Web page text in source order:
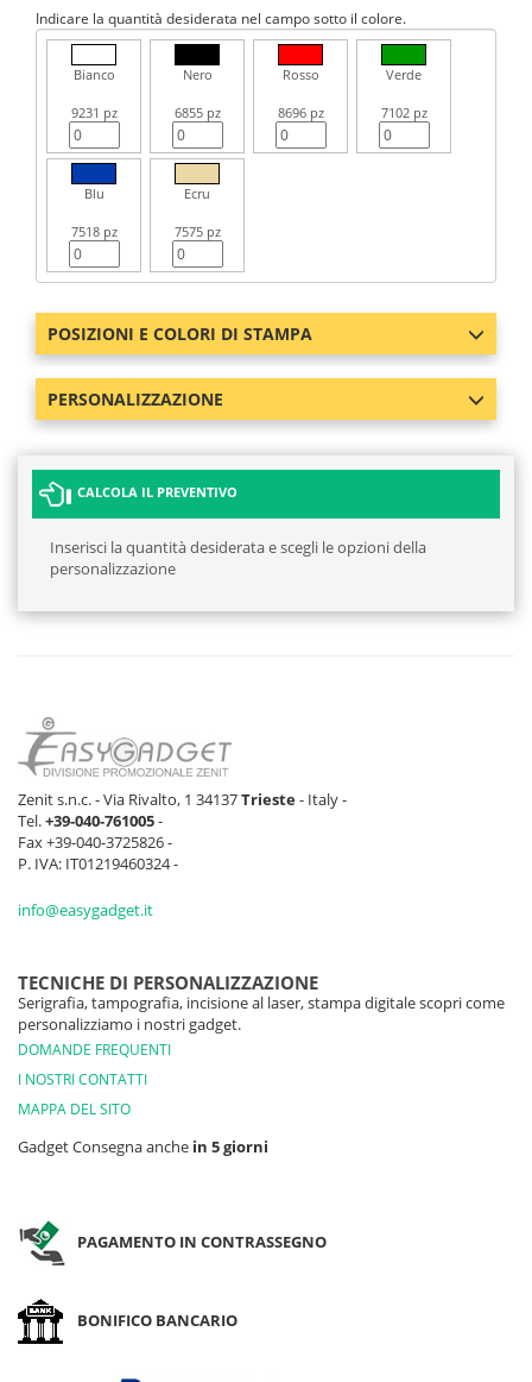
Indicare la quantità desiderata nel campo sotto il colore.
Bianco
9231 pz
Nero
6855 pz
Rosso
8696 pz
Verde
7102 pz
Blu
7518 pz
Ecru
7575 pz
POSIZIONI E COLORI DI STAMPA
PERSONALIZZAZIONE
CALCOLA IL PREVENTIVO
Inserisci la quantità desiderata e scegli le opzioni della
personalizzazione
Zenit s.n.c. - Via Rivalto, 1 34137Trieste- Italy -
Tel.+39-040-761005-
Fax +39-040-3725826 -
P. IVA: IT01219460324 -
info@easygadget.it
TECNICHE DI PERSONALIZZAZIONE
Serigrafia, tampografia, incisione al laser, stampa digitale scopri come
personalizziamo i nostri gadget.
DOMANDE FREQUENTI
I NOSTRI CONTATTI
MAPPA DEL SITO
Gadget Consegna anche in 5 giorni
PAGAMENTO IN CONTRASSEGNO
BONIFICO BANCARIO